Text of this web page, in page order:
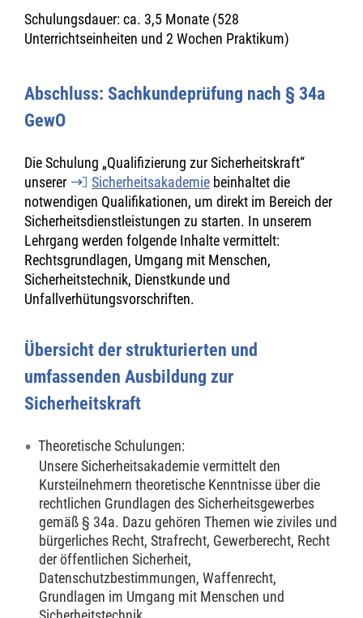
Schulungsdauer: ca. 3,5 Monate (528
Unterrichtseinheiten und 2 Wochen Praktikum)
Abschluss: Sachkundeprüfung nach § 34a
GewO
Die Schulung „Qualifizierung zur Sicherheitskraft“
unserer
Sicherheitsakademie beinhaltet die
notwendigen Qualifikationen, um direkt im Bereich der
Sicherheitsdienstleistungen zu starten. In unserem
Lehrgang werden folgende Inhalte vermittelt:
Rechtsgrundlagen, Umgang mit Menschen,
Sicherheitstechnik, Dienstkunde und
Unfallverhütungsvorschriften.
Übersicht der strukturierten und
umfassenden Ausbildung zur
Sicherheitskraft
Theoretische Schulungen:
Unsere Sicherheitsakademie vermittelt den
Kursteilnehmern theoretische Kenntnisse über die
rechtlichen Grundlagen des Sicherheitsgewerbes
gemäß § 34a. Dazu gehören Themen wie ziviles und
bürgerliches Recht, Strafrecht, Gewerberecht, Recht
der öffentlichen Sicherheit,
Datenschutzbestimmungen, Waffenrecht,
Grundlagen im Umgang mit Menschen und